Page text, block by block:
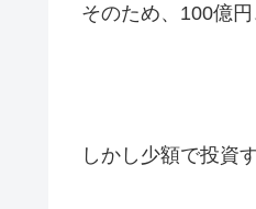
そのため、100億
しかし少額で投資